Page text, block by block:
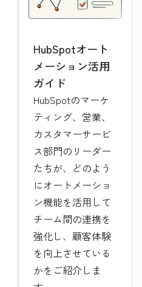
HubSpotオート
メーション活用
ガイド
HubSpotのマーケ
ティング、営業、
カスタマーサービ
ス部門のリーダー
たちが、どのよう
にオートメーショ
ン機能を活用して
チーム間の連携を
強化し、顧客体験
を向上させている
かをご紹介しま